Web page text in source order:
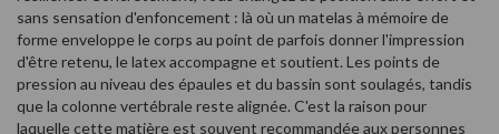
sans sensation d'enfoncement : là où un matelas à mémoire de
forme enveloppe le corps au point de parfois donner l'impression
d'être retenu, le latex accompagne et soutient. Les points de
pression au niveau des épaules et du bassin sont soulagés, tandis
que la colonne vertébrale reste alignée. C'est la raison pour
laquelle cette matière est souvent recommandée aux personnes